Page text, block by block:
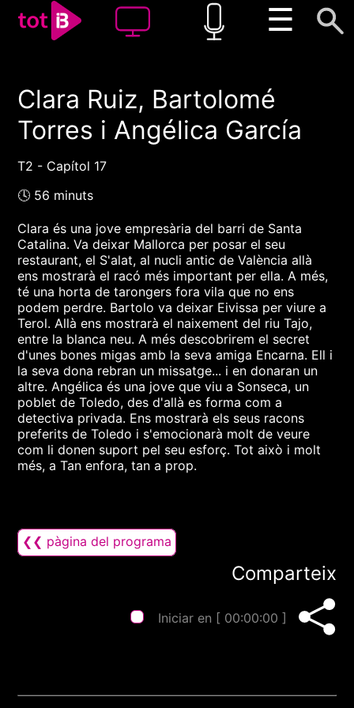
☰
00:00 00:00
1x
Clara Ruiz, Bartolomé
Torres i Angélica García
T2 - Capítol 17
🕓 56 minuts
Clara és una jove empresària del barri de Santa
Catalina. Va deixar Mallorca per posar el seu
restaurant, el S'alat, al nucli antic de València allà
ens mostrarà el racó més important per ella. A més,
té una horta de tarongers fora vila que no ens
podem perdre. Bartolo va deixar Eivissa per viure a
Terol. Allà ens mostrarà el naixement del riu Tajo,
entre la blanca neu. A més descobrirem el secret
d'unes bones migas amb la seva amiga Encarna. Ell i
la seva dona rebran un missatge... i en donaran un
altre. Angélica és una jove que viu a Sonseca, un
poblet de Toledo, des d'allà es forma com a
detectiva privada. Ens mostrarà els seus racons
preferits de Toledo i s'emocionarà molt de veure
com li donen suport pel seu esforç. Tot això i molt
més, a Tan enfora, tan a prop.
❮❮ pàgina del programa
Comparteix
Iniciar en [ 00:00:00 ]